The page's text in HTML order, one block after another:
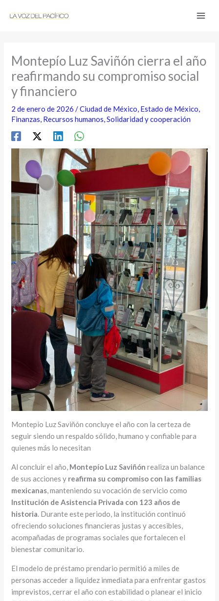
Montepío Luz Saviñón cierra el año
reafirmando su compromiso social
y financiero
2 de enero de 2026/Ciudad de México, Estado de México,
Finanzas, Recursos humanos,Solidaridad y cooperación
Montepío Luz Saviñón concluye el año con la certeza de
seguir siendo un respaldo sólido, humano y confiable para
quienes más lo necesitan
Al concluir el año, Montepío Luz Saviñón realiza un balance
de sus acciones y reafirma su compromiso con las familias
mexicanas, manteniendo su vocación de servicio como
Institución de Asistencia Privada con 123 años de
historia. Durante este periodo, la institución continuó
ofreciendo soluciones financieras justas y accesibles,
acompañadas de programas sociales que fortalecen el
bienestar comunitario.
El modelo de préstamo prendario permitió a miles de
personas acceder a liquidez inmediata para enfrentar gastos
imprevistos, cerrar el año con estabilidad o planear el inicio